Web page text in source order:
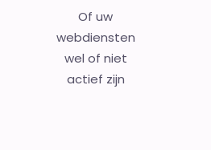
Of uw
webdiensten
wel of niet
actief zijn